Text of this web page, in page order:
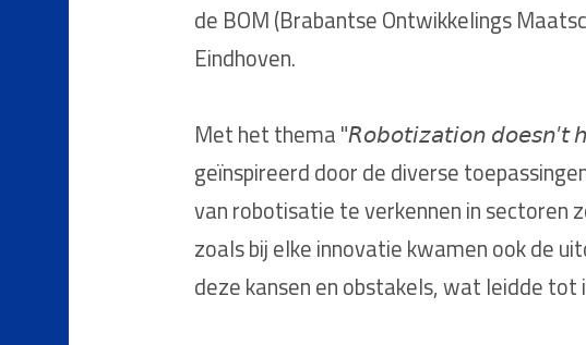
de BOM (Brabantse Ontwikkelings
Eindhoven.
Met het thema "𝘙𝘰𝘣𝘰𝘵𝘪𝘻𝘢𝘵𝘪𝘰𝘯
geïnspireerd door de diverse
van robotisatie te verkennen in sectoren
zoals bij elke innovatie kwamen ook de
deze kansen en obstakels, wat leidde tot